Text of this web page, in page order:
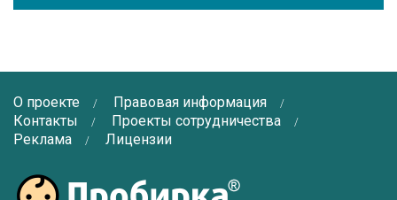
О проекте
Правовая информация
Контакты
Проекты сотрудничества
Реклама
Лицензии